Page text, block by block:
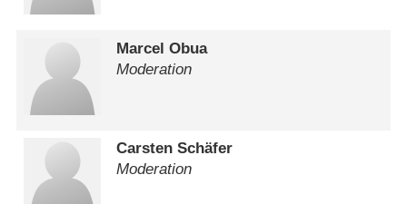
Marcel Obua
Moderation
Carsten Schäfer
Moderation